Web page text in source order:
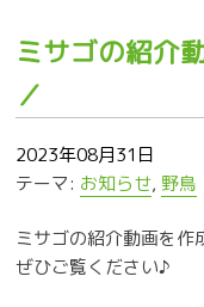
ミサゴの紹介
／
2023年08月31日
テーマ: お知らせ, 野鳥
ミサゴの紹介動画を作
ぜひご覧ください♪